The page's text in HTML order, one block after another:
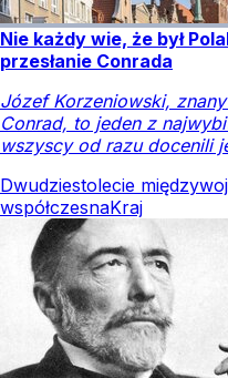
Nie każdy wie, że był
przesłanie Conrada
Józef Korzeniowski,
Conrad, to jeden z
wszyscy od razu docenili
Dwudziestolecie
współczesnaKraj